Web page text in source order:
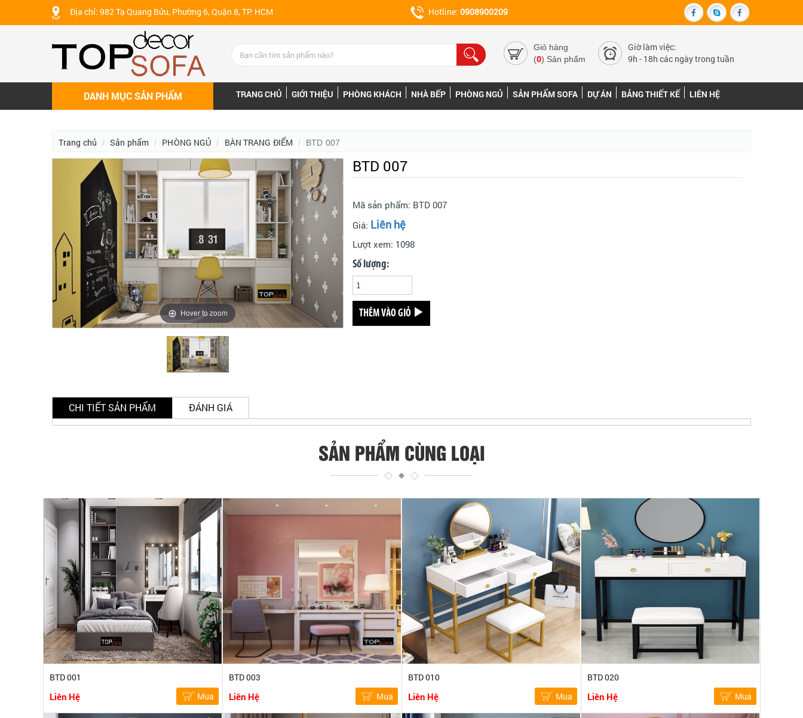
Địa chỉ: 982 Tạ Quang Bửu, Phường 6, Quận 8, TP. HCM Hotline: 0908900209
Giỏ hàng
(0) Sản phẩm
Giờ làm việc:
9h - 18h các ngày trong tuần
DANH MỤC SẢN PHẨM TRANG CHỦ GIỚI THIỆU PHÒNG KHÁCH NHÀ BẾP PHÒNG NGỦ SẢN PHẨM SOFA DỰ ÁN BẢNG THIẾT KẾ LIÊN HỆ
Trang chủ Sản phẩm PHÒNG NGỦ BÀN TRANG ĐIỂM BTD 007
Hover to zoom
BTD 007
Mã sản phẩm: BTD 007
Giá: Liên hệ
Lượt xem: 1098
Số lượng:
THÊM VÀO GIỎ
CHI TIẾT SẢN PHẨM ĐÁNH GIÁ
SẢN PHẨM CÙNG LOẠI
BTD 001
Liên Hệ Mua
BTD 003
Liên Hệ Mua
BTD 010
Liên Hệ Mua
BTD 020
Liên Hệ Mua